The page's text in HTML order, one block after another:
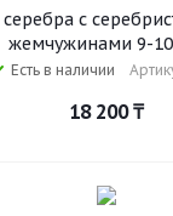
серебра с
жемчужинами 9-
Есть в наличии
18 200₸